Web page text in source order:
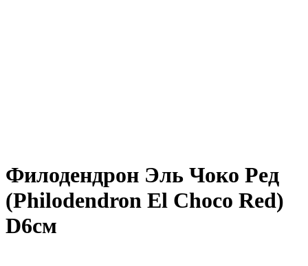
Филодендрон Эль Чоко Ред
(Philodendron El Choco Red)
D6см